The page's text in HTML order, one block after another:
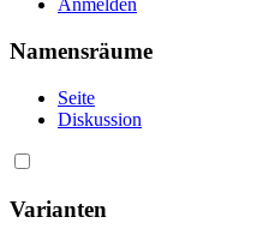
Anmelden
Namensräume
Seite
Diskussion
Varianten